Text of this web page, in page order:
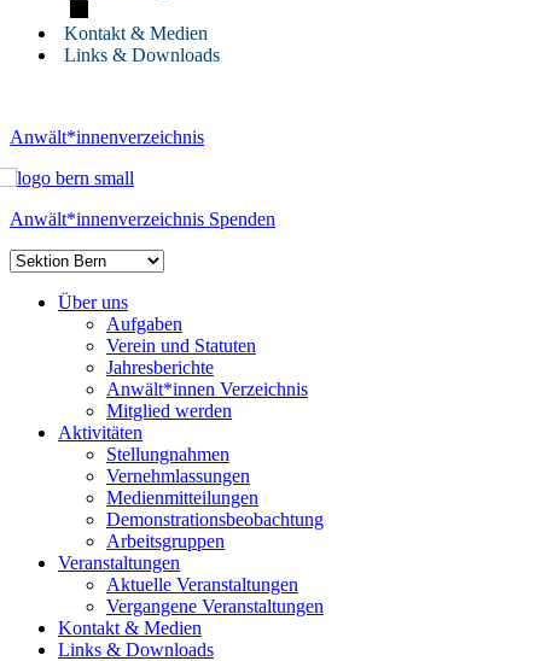
Kontakt & Medien
Links & Downloads
Anwält*innenverzeichnis
Anwält*innenverzeichnis Spenden
Über uns
Aufgaben
Verein und Statuten
Jahresberichte
Anwält*innen Verzeichnis
Mitglied werden
Aktivitäten
Stellungnahmen
Vernehmlassungen
Medienmitteilungen
Demonstrationsbeobachtung
Arbeitsgruppen
Veranstaltungen
Aktuelle Veranstaltungen
Vergangene Veranstaltungen
Kontakt & Medien
Links & Downloads